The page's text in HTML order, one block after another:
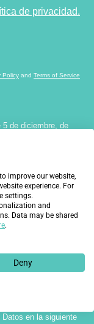
de privacidad.
Policy and Terms of Service
de diciembre, de
los datos recabados
y éstos serán
en el
y éstos no serán
ni perfilado.
derechos de acceso,
otros reconocidos
en la siguiente
improve our website,
experience. For
settings.
and
Data may be shared
.
Deny